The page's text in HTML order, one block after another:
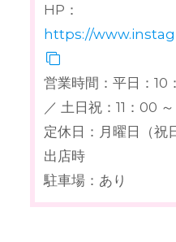
HP：
https://
営業時間：平日：10
／ 土日祝：11：00
定休日：月曜日（祝
出店時
駐車場：あり